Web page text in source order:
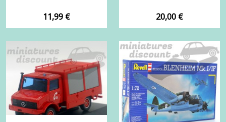
Prix
11,99 € Prix
20,00 €